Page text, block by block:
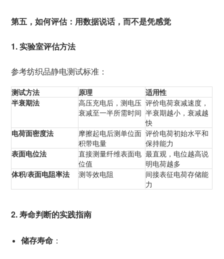
第五，如何评估：用数据说话，而不是凭感觉
1. 实验室评估方法
参考纺织品静电测试标准：
测试方法 原理
适用性
半衰期法
高压充电后，测电压
衰减至一半所需时间
评价电荷衰减速度，
半衰期越小，衰减越
快
电荷面密度法
摩擦起电后测单位面
积带电量
评价电荷初始水平和
保持能力
表面电位法
直接测量纤维表面电
位值
最直观，电位越高说
明电荷越多
体积/表面电阻率法
测等效电阻
间接表征电荷存储能
力
2. 寿命判断的实践指南
储存寿命 ：